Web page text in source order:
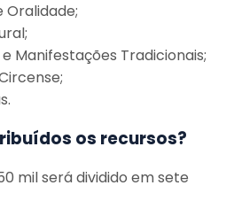
Oralidade;
Manifestações Tradicionais;
os recursos?
mil será dividido em sete